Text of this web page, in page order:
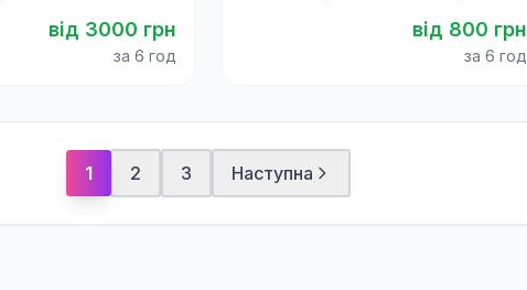
і корпоративі
від 3000 грн
за 6 год
свят, фестивалів і тімбілдингів.
від 800 грн
за 6 год
1 2 3 Наступна